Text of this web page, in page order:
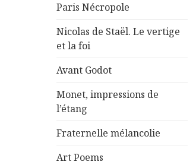
Paris Nécropole
Nicolas de Staël. Le vertige
et la foi
Avant Godot
Monet, impressions de
l’étang
Fraternelle mélancolie
Art Poems